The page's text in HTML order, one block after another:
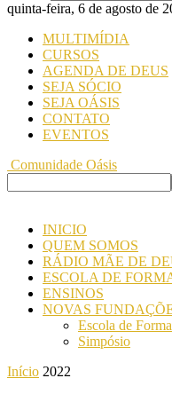
quinta-feira, 6 de agosto de
MULTIMÍDIA
CURSOS
AGENDA DE DEUS
SEJA SÓCIO
SEJA OÁSIS
CONTATO
EVENTOS
Comunidade Oásis
INICIO
QUEM SOMOS
RÁDIO MÃE DE
ESCOLA DE
ENSINOS
NOVAS
Escola de
Simpósio
Início 2022